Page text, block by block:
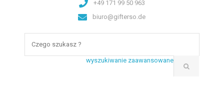
+49 171 99 50 963
biuro@gifterso.de
wyszukiwanie zaawansowane